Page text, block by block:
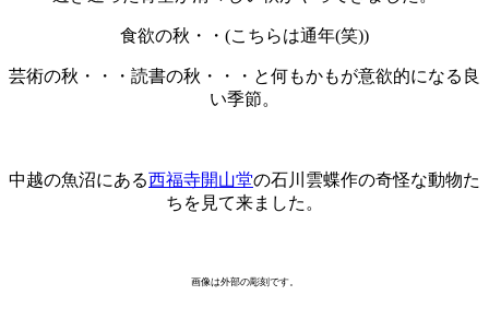
食欲の秋・・(こちらは通年(笑))
芸術の秋・・・読書の秋・・・と何もかもが意欲的になる良
い季節。
中越の魚沼にある西福寺開山堂の石川雲蝶作の奇怪な動物た
ちを見て来ました。
画像は外部の彫刻です。